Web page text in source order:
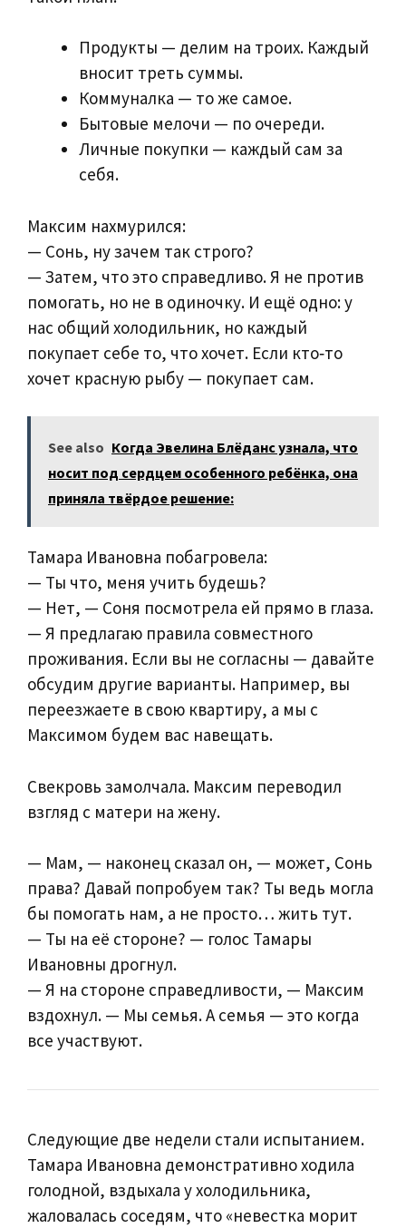
Продукты — делим на троих. Каждый
вносит треть суммы.
Коммуналка — то же самое.
Бытовые мелочи — по очереди.
Личные покупки — каждый сам за
себя.
Максим нахмурился:
— Сонь, ну зачем так строго?
— Затем, что это справедливо. Я не против
помогать, но не в одиночку. И ещё одно: у
нас общий холодильник, но каждый
покупает себе то, что хочет. Если кто‑то
хочет красную рыбу — покупает сам.
See also Когда Эвелина Блёданс узнала, что
носит под сердцем особенного ребёнка, она
приняла твёрдое решение:
Тамара Ивановна побагровела:
— Ты что, меня учить будешь?
— Нет, — Соня посмотрела ей прямо в глаза.
— Я предлагаю правила совместного
проживания. Если вы не согласны — давайте
обсудим другие варианты. Например, вы
переезжаете в свою квартиру, а мы с
Максимом будем вас навещать.
Свекровь замолчала. Максим переводил
взгляд с матери на жену.
— Мам, — наконец сказал он, — может, Сонь
права? Давай попробуем так? Ты ведь могла
бы помогать нам, а не просто… жить тут.
— Ты на её стороне? — голос Тамары
Ивановны дрогнул.
— Я на стороне справедливости, — Максим
вздохнул. — Мы семья. А семья — это когда
все участвуют.
Следующие две недели стали испытанием.
Тамара Ивановна демонстративно ходила
голодной, вздыхала у холодильника,
жаловалась соседям, что «невестка морит